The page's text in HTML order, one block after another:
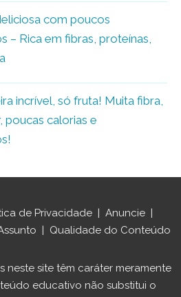
com poucos
– Rica em fibras, proteínas,
incrível, só fruta! Muita fibra,
poucas calorias e
de Privacidade | Anuncie |
| Qualidade do Conteúdo
neste site têm caráter meramente
educativo não substitui o